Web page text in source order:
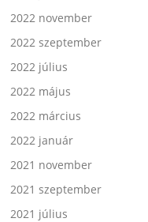
2022 november
2022 szeptember
2022 július
2022 május
2022 március
2022 január
2021 november
2021 szeptember
2021 július